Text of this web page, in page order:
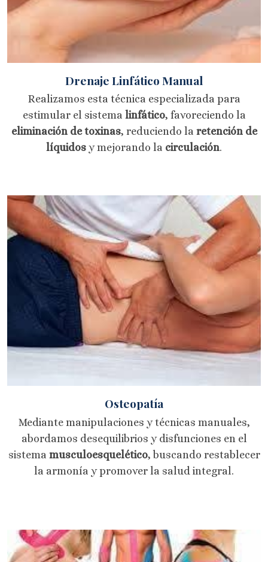
Drenaje Linfático Manual
Realizamos esta técnica especializada para
estimular el sistema linfático, favoreciendo la
eliminación de toxinas, reduciendo la retención de
líquidos y mejorando la circulación.
Osteopatía
Mediante manipulaciones y técnicas manuales,
abordamos desequilibrios y disfunciones en el
sistema musculoesquelético, buscando restablecer
la armonía y promover la salud integral.